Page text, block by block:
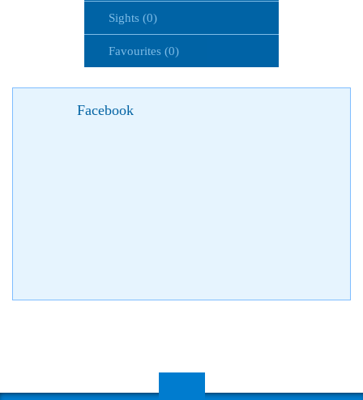
Sights (0)
Favourites (0)
Facebook